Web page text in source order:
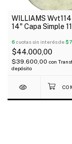
WILLIAMS
14" Capa Simple
6 cuotas sin interés de
$44.000,00
$39.600,00 con
depósito